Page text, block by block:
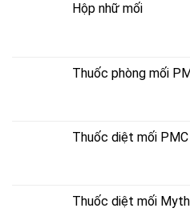
Hộp nhữ mối
Thuốc phòng mối
Thuốc diệt mối
Thuốc diệt mối